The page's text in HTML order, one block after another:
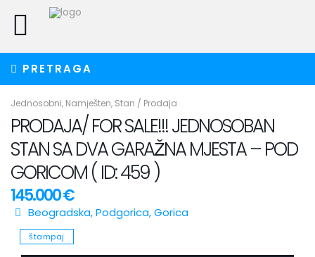
PRETRAGA
Jednosobni, Namješten, Stan / Prodaja
PRODAJA/ FOR SALE!!! JEDNOSOBAN
STAN SA DVA GARAŽNA MJESTA – POD
GORICOM ( ID: 459 )
145.000 €
Beogradska,Podgorica,Gorica
štampaj